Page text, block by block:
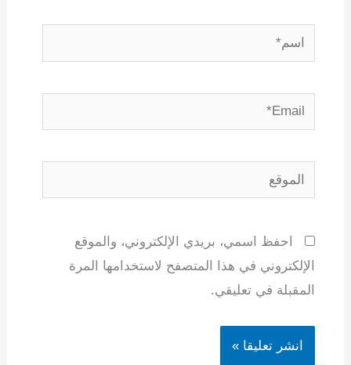
اسم*
Email*
الموقع
احفظ اسمي، بريدي الإلكتروني، والموقع
الإلكتروني في هذا المتصفح لاستخدامها المرة
المقبلة في تعليقي.